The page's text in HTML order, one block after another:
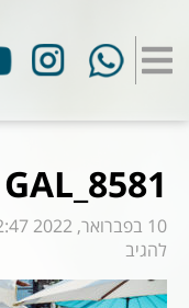
GAL_8581
10 בפברואר, 2022 12:47
להגיב